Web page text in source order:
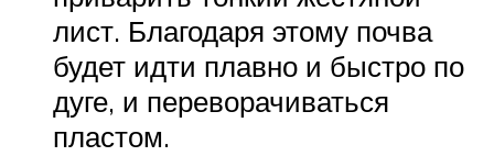
лист. Благодаря этому почва
будет идти плавно и быстро по
дуге, и переворачиваться
пластом.